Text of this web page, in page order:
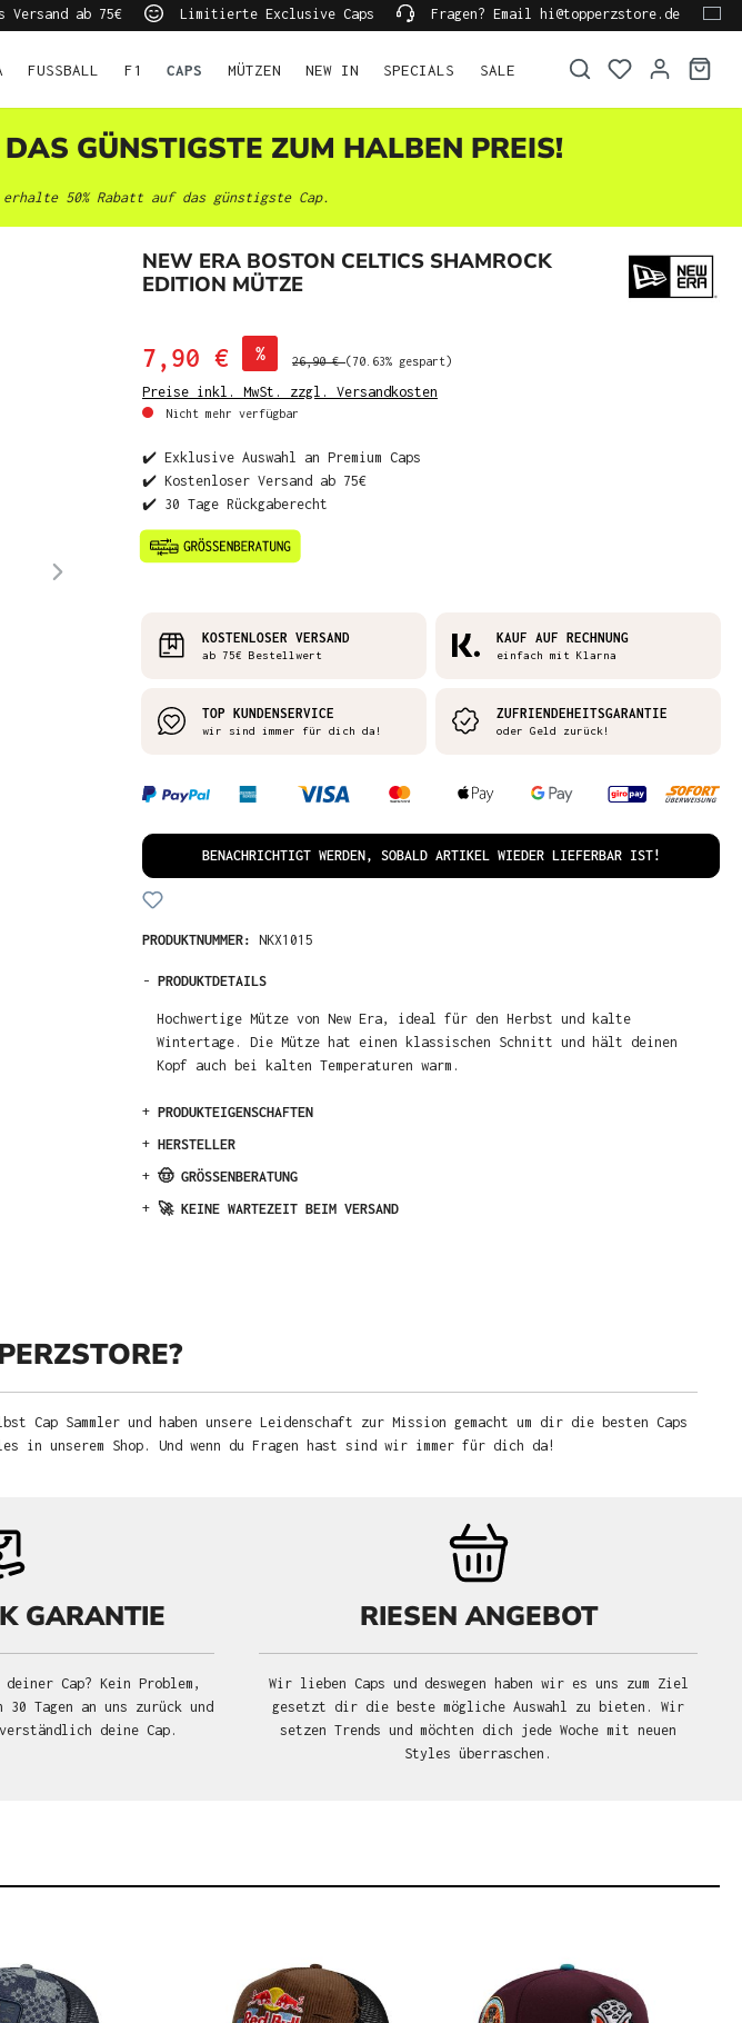
Versand ab 75€ Limitierte Exclusive Caps Fragen? Email hi@topperzstore.de
FUSSBALL F1 CAPS MÜTZEN NEW IN SPECIALS SALE
GÜNSTIGSTE ZUM HALBEN PREIS!
50% Rabatt auf das günstigste Cap.
NEW ERA BOSTON CELTICS SHAMROCK
EDITION MÜTZE
7,90 € % 26,90 €(70.63% gespart)
Preise inkl. MwSt. zzgl. Versandkosten
Nicht mehr verfügbar
✔️ Exklusive Auswahl an Premium Caps
✔️ Kostenloser Versand ab 75€
✔️ 30 Tage Rückgaberecht
KOSTENLOSER VERSAND
ab 75€ Bestellwert
KAUF AUF RECHNUNG
einfach mit Klarna
TOP KUNDENSERVICE
wir sind immer für dich da!
ZUFRIENDEHEITSGARANTIE
oder Geld zurück!
BENACHRICHTIGT WERDEN, SOBALD ARTIKEL WIEDER LIEFERBAR IST!
PRODUKTNUMMER: NKX1015
- PRODUKTDETAILS
Hochwertige Mütze von New Era, ideal für den Herbst und kalte
Wintertage. Die Mütze hat einen klassischen Schnitt und hält deinen
Kopf auch bei kalten Temperaturen warm.
+ PRODUKTEIGENSCHAFTEN
+ HERSTELLER
+ 🤠 GRÖSSENBERATUNG
+ 🚀 KEINE WARTEZEIT BEIM VERSAND
Sammler und haben unsere Leidenschaft zur Mission gemacht um dir die besten Caps
unserem Shop. Und wenn du Fragen hast sind wir immer für dich da!
GARANTIE
Cap? Kein Problem,
Tagen an uns zurück und
deine Cap.
RIESEN ANGEBOT
Wir lieben Caps und deswegen haben wir es uns zum Ziel
gesetzt dir die beste mögliche Auswahl zu bieten. Wir
setzen Trends und möchten dich jede Woche mit neuen
Styles überraschen.